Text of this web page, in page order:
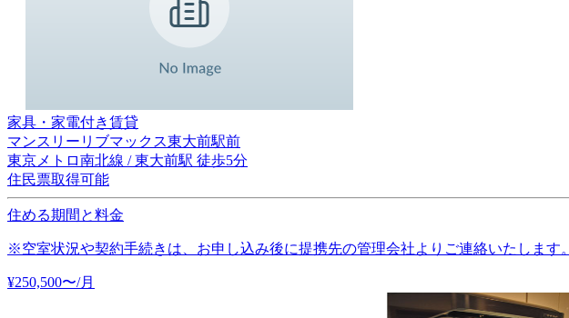
家具・家電付き賃貸
マンスリーリブマックス東大前駅前
東京メトロ南北線 / 東大前駅 徒歩5分
住民票取得可能
住める期間と料金
※空室状況や契約手続きは、お申し込み後に提携先の管理会社よりご連絡いたします。
¥250,500〜/月